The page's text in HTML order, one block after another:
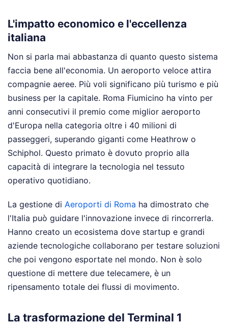
L'impatto economico e l'eccellenza
italiana
Non si parla mai abbastanza di quanto questo sistema
faccia bene all'economia. Un aeroporto veloce attira
compagnie aeree. Più voli significano più turismo e più
business per la capitale. Roma Fiumicino ha vinto per
anni consecutivi il premio come miglior aeroporto
d'Europa nella categoria oltre i 40 milioni di
passeggeri, superando giganti come Heathrow o
Schiphol. Questo primato è dovuto proprio alla
capacità di integrare la tecnologia nel tessuto
operativo quotidiano.
La gestione di Aeroporti di Roma ha dimostrato che
l'Italia può guidare l'innovazione invece di rincorrerla.
Hanno creato un ecosistema dove startup e grandi
aziende tecnologiche collaborano per testare soluzioni
che poi vengono esportate nel mondo. Non è solo
questione di mettere due telecamere, è un
ripensamento totale dei flussi di movimento.
La trasformazione del Terminal 1